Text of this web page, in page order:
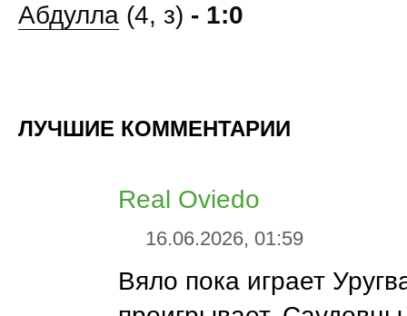
Абдулла (4, з) - 1:0
ЛУЧШИЕ КОММЕНТАРИИ
Real Oviedo
16.06.2026, 01:59
Вяло пока играет